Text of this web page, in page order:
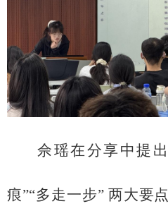
佘瑶在分享中提
痕”“多走一步” 两大要